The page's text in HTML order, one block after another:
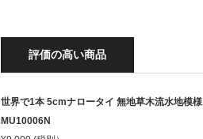
評価の高い商品
世界で1本 5cmナロータイ 無地草木流水地模様
MU10006N